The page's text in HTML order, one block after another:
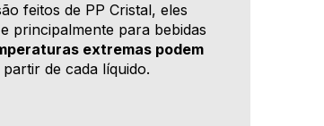
feitos de PP Cristal, eles
principalmente para bebidas
extremas podem
de cada líquido.